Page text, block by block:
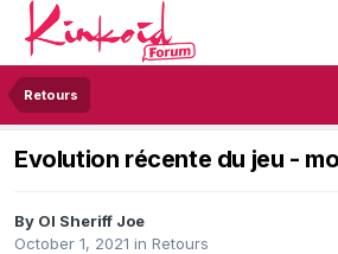
Retours
Evolution récente du jeu -
By Ol Sheriff Joe
October 1, 2021 in Retours